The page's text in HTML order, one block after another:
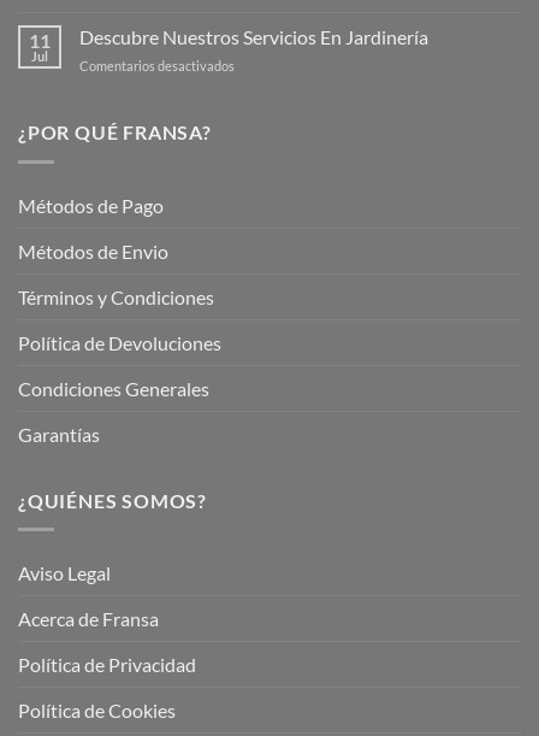
Plantas
tu
11
Jul
Descubre Nuestros Servicios En Jardinería
Comentarios desactivados
¿POR QUÉ FRANSA?
Métodos de Pago
Métodos de Envio
Términos y Condiciones
Política de Devoluciones
Condiciones Generales
Garantías
¿QUIÉNES SOMOS?
Aviso Legal
Acerca de Fransa
Política de Privacidad
Política de Cookies